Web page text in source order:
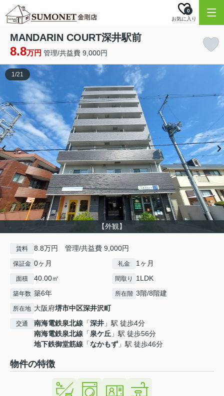
お気に入り
0
MANDARIN COURT深井駅前
8.8万円 管理/共益費 9,000円
【外観】
1/21
賃料 8.8万円 管理/共益費 9,000円
保証金 0ヶ月 礼金 1ヶ月
面積 40.00㎡ 間取り 1LDK
築年数 築6年 所在階 3階/8階建
所在地 大阪府堺市中区深井沢町
交通 南海電鉄泉北線 「深井 」駅 徒歩4分
南海電鉄泉北線 「泉ケ丘 」駅 徒歩56分
地下鉄御堂筋線 「なかもず 」駅 徒歩46分
物件の特徴